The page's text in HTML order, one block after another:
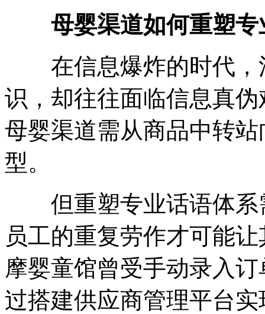
母婴渠道如何重塑
在信息爆炸的时代，
识，却往往面临信息真
母婴渠道需从商品中转
型。
但重塑专业话语体系
员工的重复劳作才可能
摩婴童馆曾受手动录入
过搭建供应商管理平台